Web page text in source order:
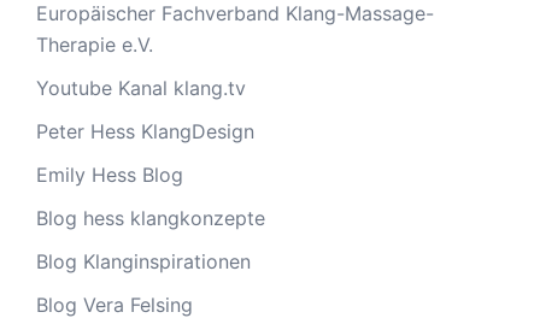
Europäischer Fachverband Klang-Massage-
Therapie e.V.
Youtube Kanal klang.tv
Peter Hess KlangDesign
Emily Hess Blog
Blog hess klangkonzepte
Blog Klanginspirationen
Blog Vera Felsing